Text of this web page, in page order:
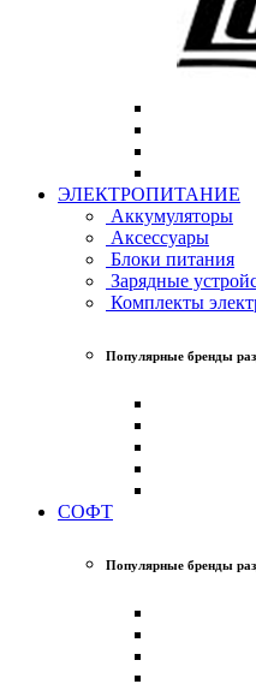
ЭЛЕКТРОПИТАНИЕ
Аккумуляторы
Аксессуары
Блоки питания
Зарядные
Комплекты
Популярные бренды
СОФТ
Популярные бренды